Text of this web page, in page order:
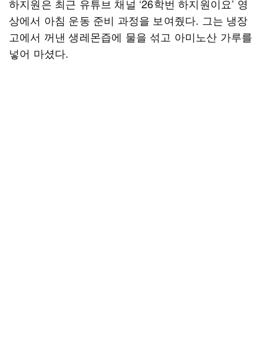
하지원은 최근 유튜브 채널 ‘26학번 하지원이요’ 영
상에서 아침 운동 준비 과정을 보여줬다. 그는 냉장
고에서 꺼낸 생레몬즙에 물을 섞고 아미노산 가루를
넣어 마셨다.